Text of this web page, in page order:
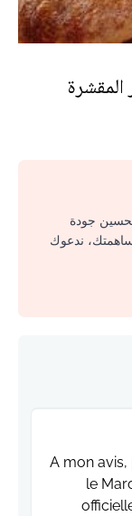
جودة
ندعوك
A mon avis,
le